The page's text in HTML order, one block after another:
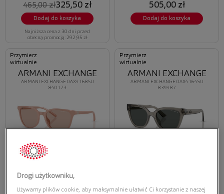
465,00 zł325,50 zł
Dodaj do koszyka
Najniższa cena z 30 dni przed
obecną promocją: 292,95 zł
505,00 zł
Dodaj do koszyka
Przymierz
wirtualnie
ARMANI EXCHANGE 0AX4168SU
840173
ARMANI EXCHANGE
385,00 zł
Dodaj do koszyka
Przymierz
wirtualnie
ARMANI EXCHANGE 0AX4164SU
839487
ARMANI EXCHANGE
Dodaj do koszyka
Drogi użytkowniku,
Używamy plików cookie, aby maksymalnie ułatwić Ci korzystanie z naszej